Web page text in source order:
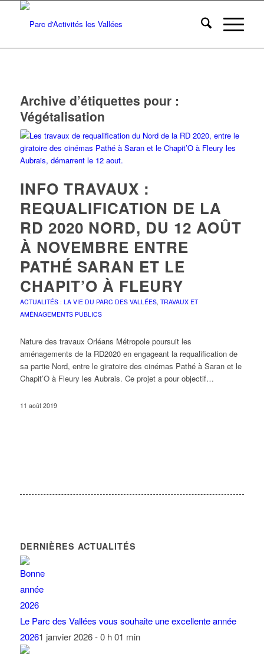
Archive d’étiquettes pour :
Végétalisation
INFO TRAVAUX :
REQUALIFICATION DE LA
RD 2020 NORD, DU 12 AOÛT
À NOVEMBRE ENTRE
PATHÉ SARAN ET LE
CHAPIT’O À FLEURY
ACTUALITÉS : LA VIE DU PARC DES VALLÉES, TRAVAUX ET
AMÉNAGEMENTS PUBLICS
Nature des travaux Orléans Métropole poursuit les
aménagements de la RD2020 en engageant la requalification de
sa partie Nord, entre le giratoire des cinémas Pathé à Saran et le
Chapit’O à Fleury les Aubrais. Ce projet a pour objectif…
11 août 2019
DERNIÈRES ACTUALITÉS
Le Parc des Vallées vous souhaite une excellente année
20261 janvier 2026 - 0 h 01 min